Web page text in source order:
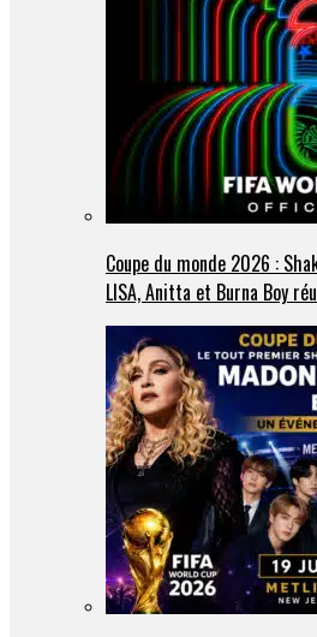
Coupe du monde 2026 :
LISA, Anitta et Burna Boy